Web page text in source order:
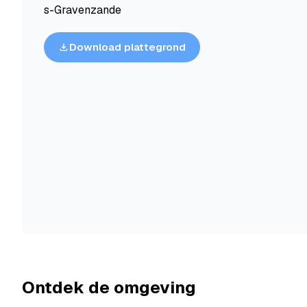
s-Gravenzande
Download plattegrond
Ontdek de omgeving